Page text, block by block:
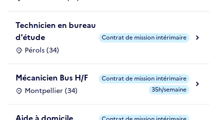
Technicien en bureau
d'étude
Pérols (34)
Contrat de mission intérimaire
Mécanicien Bus H/F
Montpellier (34)
Contrat de mission intérimaire
35h/semaine